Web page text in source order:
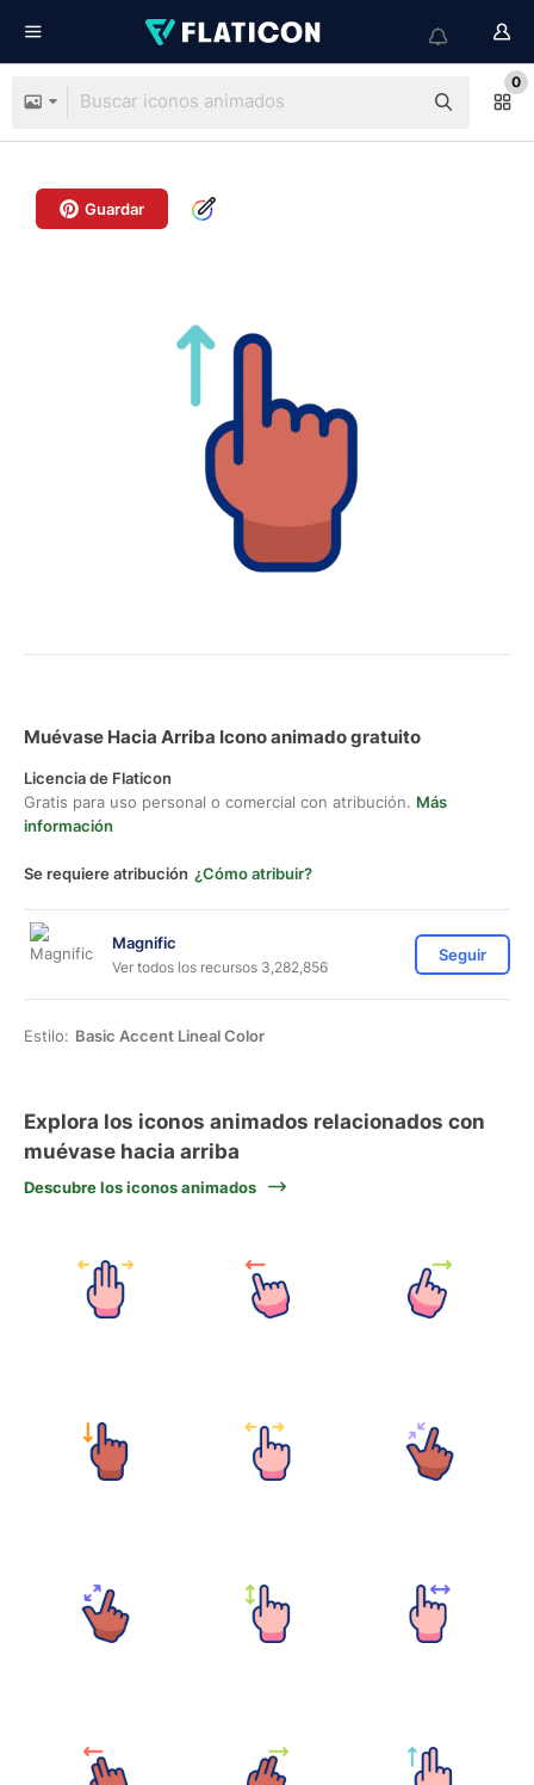
0
Guardar
Muévase Hacia Arriba Icono animado gratuito
Licencia de Flaticon
Gratis para uso personal o comercial con atribución. Más
información
Se requiere atribución ¿Cómo atribuir?
Magnific
Ver todos los recursos 3,282,856
Seguir
Estilo: Basic Accent Lineal Color
Explora los iconos animados relacionados con
muévase hacia arriba
Descubre los iconos animados